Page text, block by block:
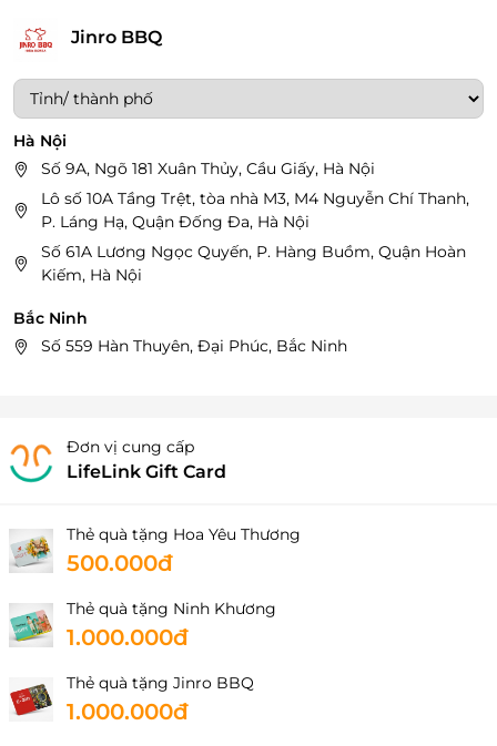
Jinro BBQ
Hà Nội
Số 9A, Ngõ 181 Xuân Thủy, Cầu Giấy, Hà Nội
Lô số 10A Tầng Trệt, tòa nhà M3, M4 Nguyễn Chí Thanh,
P. Láng Hạ, Quận Đống Đa, Hà Nội
Số 61A Lương Ngọc Quyến, P. Hàng Buồm, Quận Hoàn
Kiếm, Hà Nội
Bắc Ninh
Số 559 Hàn Thuyên, Đại Phúc, Bắc Ninh
Đơn vị cung cấp
LifeLink Gift Card
Thẻ quà tặng Hoa Yêu Thương
500.000đ
Thẻ quà tặng Ninh Khương
1.000.000đ
Thẻ quà tặng Jinro BBQ
1.000.000đ